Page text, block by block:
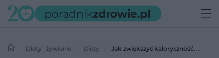
Diety i żywienie Diety
Jak zwiększyć kaloryczność